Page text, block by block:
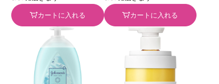
カートに入れる カートに入れる